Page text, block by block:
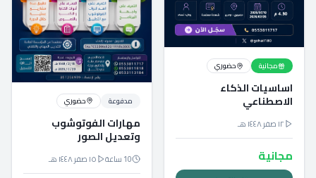
مجانية حضوري
اساسيات الذكاء
الاصطناعي
١٢ صفر ١٤٤٨ هـ
مجانية
مدفوعة حضوري
مهارات الفوتوشوب
وتعديل الصور
10 ساعة ١٥ صفر ١٤٤٨ هـ